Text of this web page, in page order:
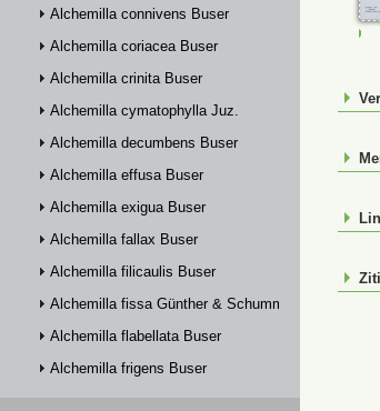
Alchemilla connivens Buser
Alchemilla coriacea Buser
Alchemilla crinita Buser
Alchemilla cymatophylla Juz.
Alchemilla decumbens Buser
Alchemilla effusa Buser
Alchemilla exigua Buser
Alchemilla fallax Buser
Alchemilla filicaulis Buser
Alchemilla fissa Günther & Schummel
Alchemilla flabellata Buser
Alchemilla frigens Buser